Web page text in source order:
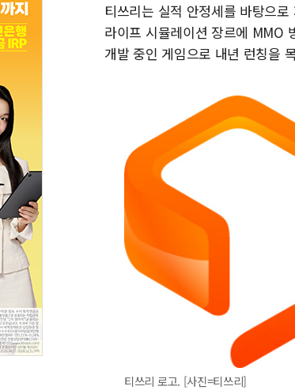
티쓰리는 실적 안정세를 바탕으
라이프 시뮬레이션 장르에 MMO
개발 중인 게임으로 내년 런칭을
티쓰리 로고. [사진=티쓰리]